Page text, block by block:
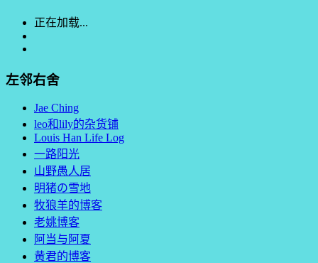
正在加载...
左邻右舍
Jae Ching
leo和lily的杂货铺
Louis Han Life Log
一路阳光
山野愚人居
明猪の雪地
牧狼羊的博客
老姚博客
阿当与阿夏
黄君的博客